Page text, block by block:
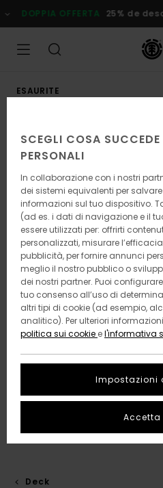
alle
informazioni
prodotto
DOPPIA OFFERTA 25% de
ESAURITE
Deck
SCEGLI COSA
PERSONALI
In collaborazione con i nostri
dei sistemi equivalenti per
informazioni sul tuo dispositivo.
(ad es. i dati di navigazione e il
essere utilizzati per: offrirti
personalizzati, misurare
pubblicità, per fornire annunci
meglio il nostro pubblico o
dei nostri partner. Puoi
tuo consenso all’uso di
altri tipi di cookie (ad esempio,
analitico). Per ulteriori
politica sui cookie el'informativa
Impostazioni
Accetta